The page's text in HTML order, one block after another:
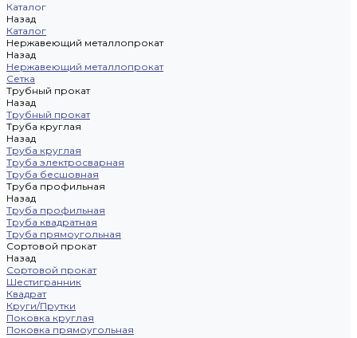
Каталог
Назад
Каталог
Нержавеющий металлопрокат
Назад
Нержавеющий металлопрокат
Сетка
Трубный прокат
Назад
Трубный прокат
Труба круглая
Назад
Труба круглая
Труба электросварная
Труба бесшовная
Труба профильная
Назад
Труба профильная
Труба квадратная
Труба прямоугольная
Сортовой прокат
Назад
Сортовой прокат
Шестигранник
Квадрат
Круги/Прутки
Поковка круглая
Поковка прямоугольная